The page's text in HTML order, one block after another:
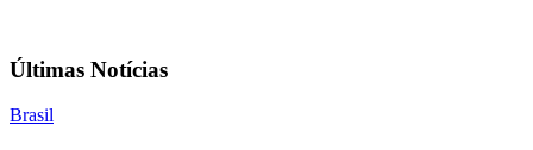
Últimas Notícias
Brasil